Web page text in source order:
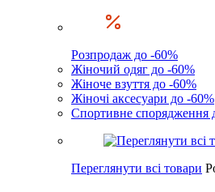
Розпродаж до -60%
Жіночий одяг до -60%
Жіноче взуття до -60%
Жіночі аксесуари до -60%
Спортивне спорядження
Переглянути всі товари